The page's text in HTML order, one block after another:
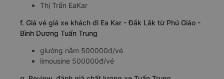
Thị Trấn EaKar
f. Giá vé giá xe khách đi Ea Kar - Đắk Lắk từ Phú Giáo -
Bình Dương Tuấn Trung
giường nằm 500000đ/vé
limousine 500000đ/vé